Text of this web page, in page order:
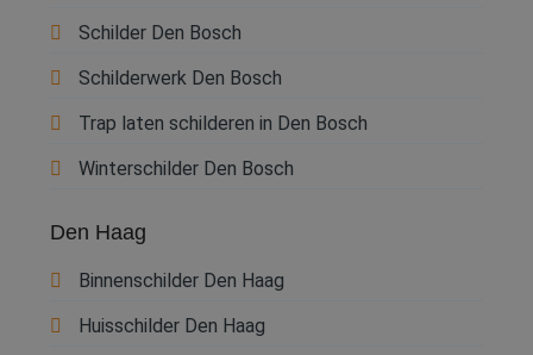
Schilder Den Bosch
Schilderwerk Den Bosch
Trap laten schilderen in Den Bosch
Winterschilder Den Bosch
Den Haag
Binnenschilder Den Haag
Huisschilder Den Haag